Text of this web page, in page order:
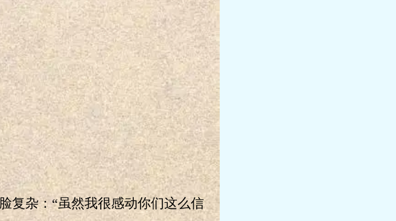
杂：“虽然我很感动你们这么信